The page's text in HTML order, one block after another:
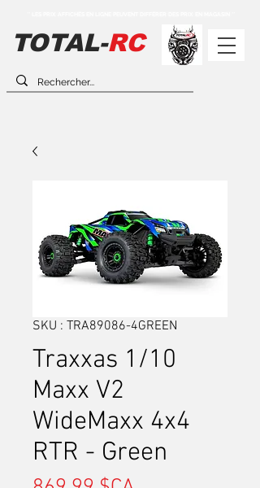
TOTAL-RC
SKU : TRA89086-4GREEN
Traxxas 1/10
Maxx V2
WideMaxx 4x4
RTR - Green